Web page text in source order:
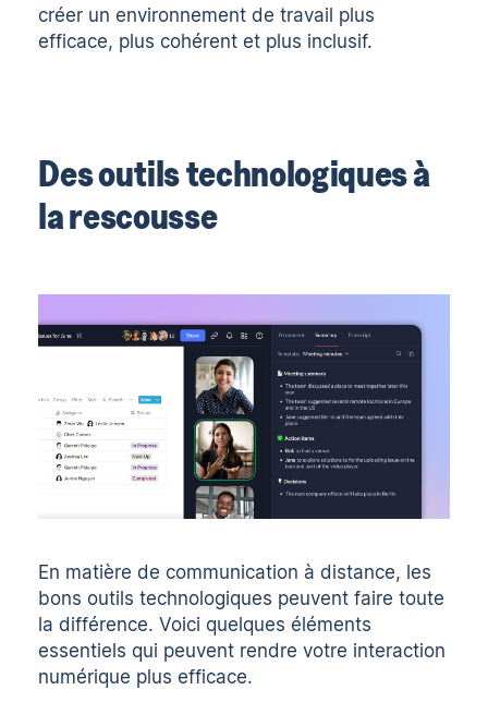
créer un environnement de travail plus
efficace, plus cohérent et plus inclusif.
Des outils technologiques à
la rescousse
En matière de communication à distance, les
bons outils technologiques peuvent faire toute
la différence. Voici quelques éléments
essentiels qui peuvent rendre votre interaction
numérique plus efficace.